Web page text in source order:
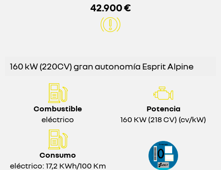
42.900 €
160 kW (220CV) gran autonomía Esprit Alpine
Combustible
eléctrico
Potencia
160 KW (218 CV) (cv/kW)
Consumo
eléctrico: 17,2 KWh/100 Km